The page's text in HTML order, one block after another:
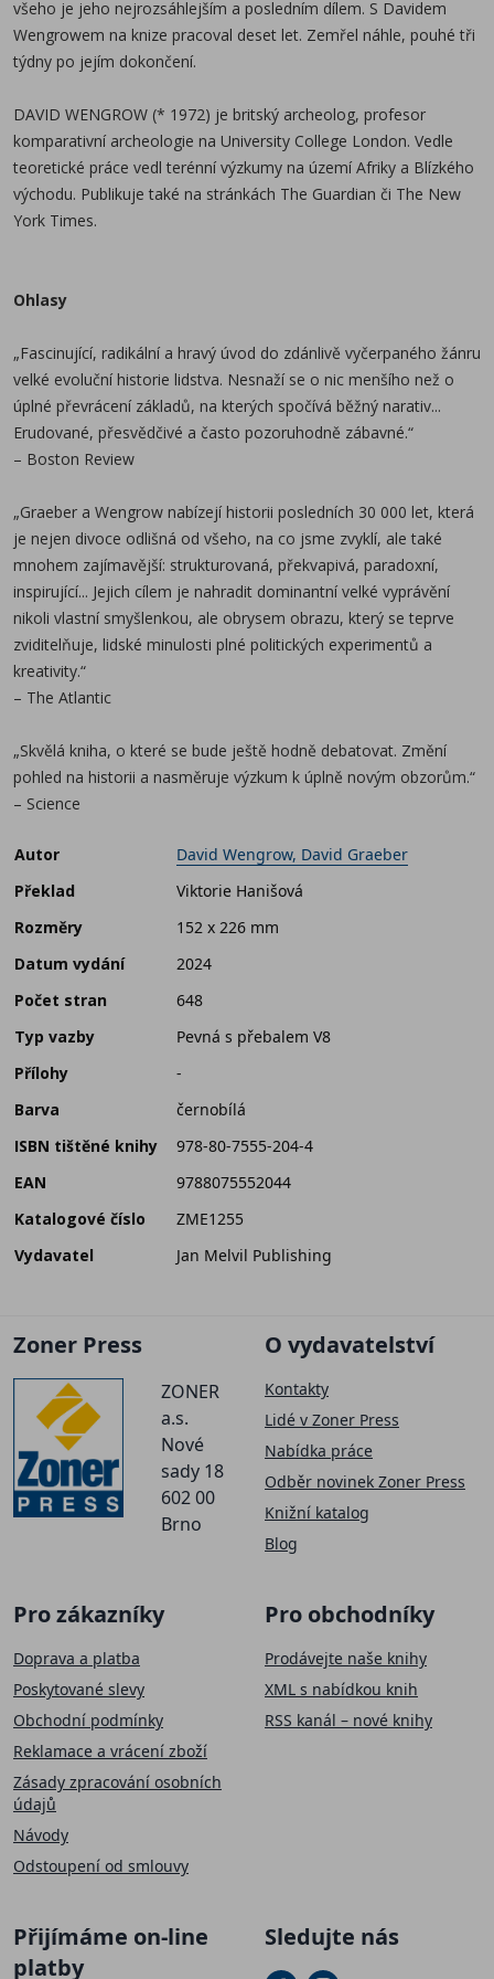
„Graeber a Wengrow nabízejí historii posledních 30
000 let, která je nejen divoce odlišná od všeho, na co
jsme zvyklí, ale také mnohem zajímavější:
strukturovaná, překvapivá, paradoxní, inspirující...
Jejich cílem je nahradit dominantní velké vyprávění
nikoli vlastní smyšlenkou, ale obrysem obrazu, který se
teprve zviditelňuje, lidské minulosti plné politických
experimentů a kreativity.“
„Skvělá kniha, o které se bude ještě hodně debatovat.
Změní pohled na historii a nasměruje výzkum k úplně
novým obzorům.“
– Science
všeho je jeho nejrozsáhlejším a posledním dílem. S Davidem
Wengrowem na knize pracoval deset let. Zemřel náhle, pouhé tři
týdny po jejím dokončení.
DAVID WENGROW (* 1972) je britský archeolog, profesor
komparativní archeologie na University College London. Vedle
teoretické práce vedl terénní výzkumy na území Afriky a Blízkého
východu. Publikuje také na stránkách The Guardian či The New
York Times.
Ohlasy
„Fascinující, radikální a hravý úvod do zdánlivě vyčerpaného žánru
velké evoluční historie lidstva. Nesnaží se o nic menšího než o
úplné převrácení základů, na kterých spočívá běžný narativ...
Erudované, přesvědčivé a často pozoruhodně zábavné.“
– Boston Review
„Graeber a Wengrow nabízejí historii posledních 30 000 let, která
je nejen divoce odlišná od všeho, na co jsme zvyklí, ale také
mnohem zajímavější: strukturovaná, překvapivá, paradoxní,
inspirující... Jejich cílem je nahradit dominantní velké vyprávění
nikoli vlastní smyšlenkou, ale obrysem obrazu, který se teprve
zviditelňuje, lidské minulosti plné politických experimentů a
kreativity.“
– The Atlantic
„Skvělá kniha, o které se bude ještě hodně debatovat. Změní
pohled na historii a nasměruje výzkum k úplně novým obzorům.“
– Science
Autor
David Wengrow, David Graeber
Překlad
Viktorie Hanišová
Rozměry
152 x 226 mm
Datum vydání
2024
Počet stran
648
Typ vazby
Pevná s přebalem V8
Přílohy
-
Barva
černobílá
ISBN tištěné knihy
978-80-7555-204-4
EAN
9788075552044
Katalogové číslo
ZME1255
Vydavatel
Jan Melvil Publishing
Zoner Press
ZONER
a.s.
Nové
sady 18
602 00
Brno
O vydavatelství
Kontakty
Lidé v Zoner Press
Nabídka práce
Odběr novinek Zoner Press
Knižní katalog
Blog
Pro zákazníky
Doprava a platba
Poskytované slevy
Obchodní podmínky
Reklamace a vrácení zboží
Zásady zpracování osobních
údajů
Návody
Odstoupení od smlouvy
Pro obchodníky
Prodávejte naše knihy
XML s nabídkou knih
RSS kanál – nové knihy
Přijímáme on-line
platby
Sledujte nás